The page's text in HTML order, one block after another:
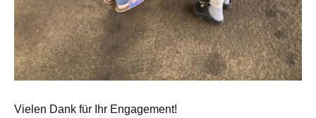
Vielen Dank für Ihr Engagement!